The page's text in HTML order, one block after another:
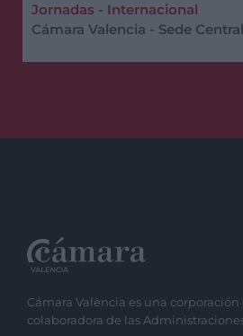
Jornadas - Internacional
Cámara Valencia - Sede Central
Cámara València es una
colaboradora de las